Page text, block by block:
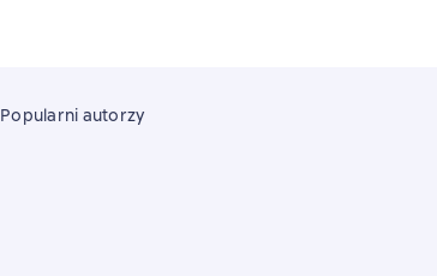
Popularni autorzy